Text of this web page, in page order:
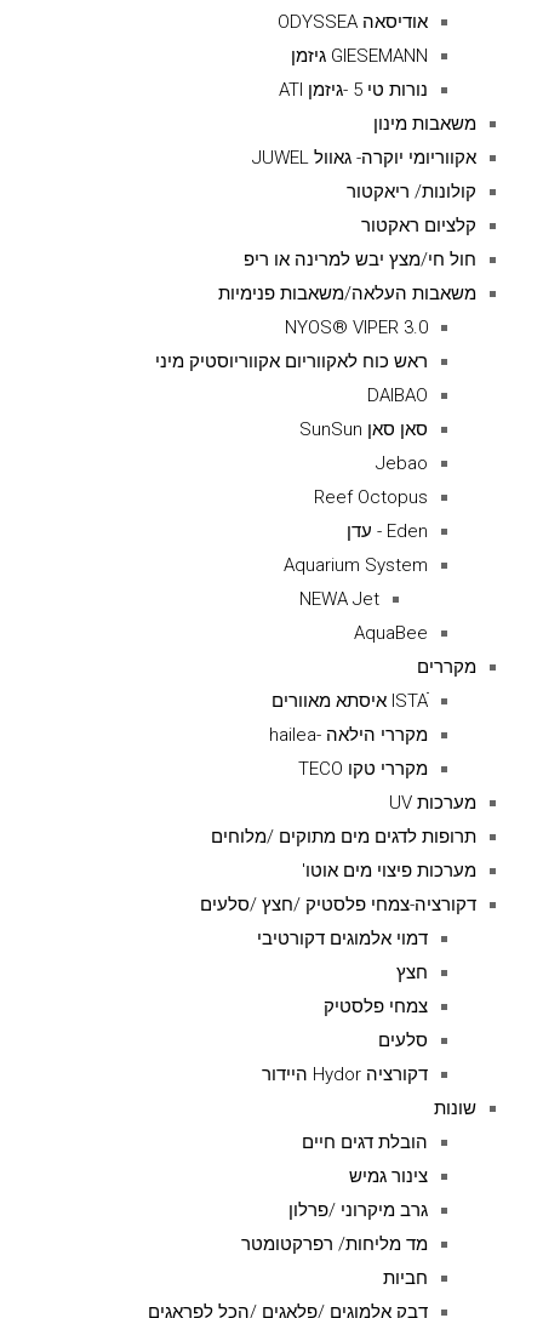
אודיסאה ODYSSEA
GIESEMANN גיזמן
נורות טי 5 -גיזמן ATI
משאבות מינון
אקווריומי יוקרה- גאוול JUWEL
קולונות/ ריאקטור
קלציום ראקטור
חול חי/מצץ יבש למרינה או ריפ
משאבות העלאה/משאבות פנימיות
NYOS® VIPER 3.0
ראש כוח לאקווריום אקווריוסטיק מיני
DAIBAO
סאן סאן SunSun
Jebao
Reef Octopus
Eden - עדן
Aquarium System
NEWA Jet
AquaBee
מקררים
ISTAׁׂ איסתא מאוורים
מקררי הילאה -hailea
מקררי טקו TECO
מערכות UV
תרופות לדגים מים מתוקים /מלוחים
מערכות פיצוי מים אוטו'
דקורציה-צמחי פלסטיק /חצץ /סלעים
דמוי אלמוגים דקורטיבי
חצץ
צמחי פלסטיק
סלעים
דקורציה Hydor היידור
שונות
הובלת דגים חיים
צינור גמיש
גרב מיקרוני /פרלון
מד מליחות/ רפרקטומטר
חביות
דבק אלמוגים /פלאגים /הכל לפראגים